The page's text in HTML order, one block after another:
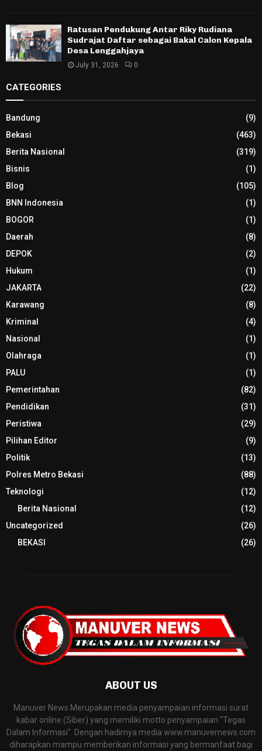
Ratusan Pendukung Antar Riky Rudiana
Sudrajat Daftar sebagai Bakal Calon Kepala
Desa Lenggahjaya
July 31, 2026 0
CATEGORIES
Bandung
(9)
Bekasi
(463)
Berita Nasional
(319)
Bisnis
(1)
Blog
(105)
BNN Indonesia
(1)
BOGOR
(1)
Daerah
(8)
DEPOK
(2)
Hukum
(1)
JAKARTA
(22)
Karawang
(8)
Kriminal
(4)
Nasional
(1)
Olahraga
(1)
PALU
(1)
Pemerintahan
(82)
Pendidikan
(31)
Peristiwa
(29)
Pilihan Editor
(9)
Politik
(13)
Polres Metro Bekasi
(88)
Teknologi
(12)
Berita Nasional
(12)
Uncategorized
(26)
BEKASI
(26)
ABOUT US
Manuver News Merupakan media penyampaian informasi surat
kabar online (Siber) yang memiliki motto penyampaian "Tegas
Dalam Informasi". Dengan hadirnya media www.manuvernews.com
diharapkan mampu memberikan informasi yang bermanfaat bagi